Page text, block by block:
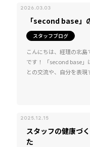
2026.03.03
「second base」
スタッフブログ
こんにちは、経理の北
です！ 「second base」
との交流や、自分を表現
2025.12.15
スタッフの健康づ
た